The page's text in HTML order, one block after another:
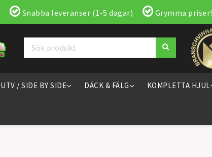
Snabba leveranser (1-5 dagar) Grymma priser!
UTV / SIDE BY SIDE DÄCK & FÄLG KOMPLETTA HJUL